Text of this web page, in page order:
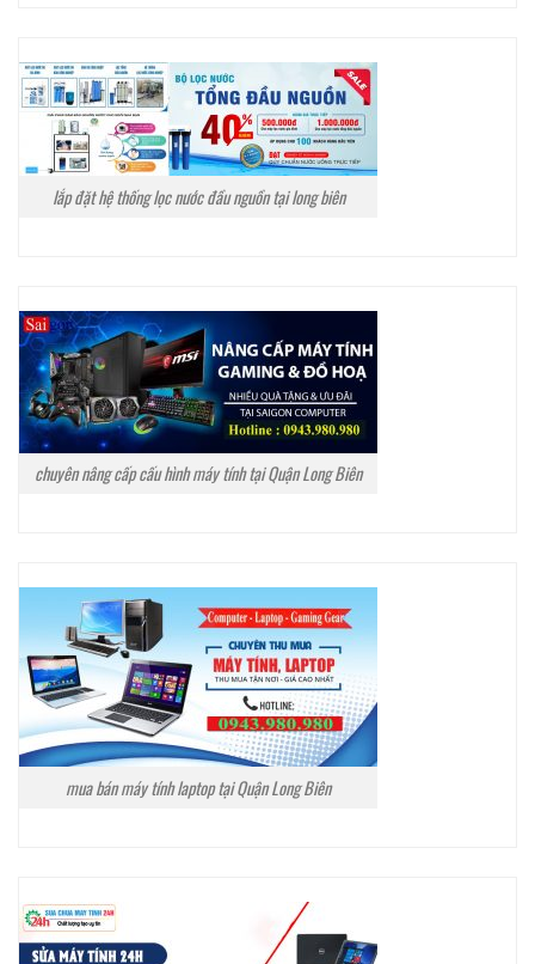
lắp đặt hệ thống lọc nước đầu nguồn tại long biên
chuyên nâng cấp cấu hình máy tính tại Quận Long Biên
mua bán máy tính laptop tại Quận Long Biên